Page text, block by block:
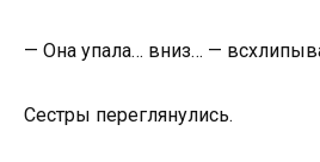
— Она упала… вниз… —
Сестры переглянулись.